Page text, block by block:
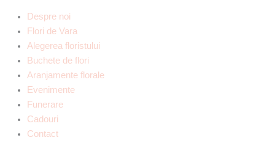
Despre noi
Flori de Vara
Alegerea floristului
Buchete de flori
Aranjamente florale
Evenimente
Funerare
Cadouri
Contact